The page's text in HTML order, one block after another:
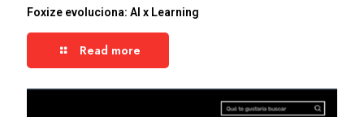
Foxize evoluciona: AI x Learning
Read more